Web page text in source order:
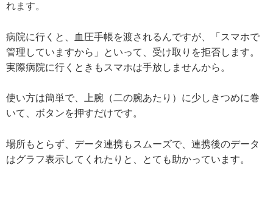
れます。
病院に行くと、血圧手帳を渡されるんですが、「スマホで
管理していますから」といって、受け取りを拒否します。
実際病院に行くときもスマホは手放しませんから。
使い方は簡単で、上腕（二の腕あたり）に少しきつめに巻
いて、ボタンを押すだけです。
場所もとらず、データ連携もスムーズで、連携後のデータ
はグラフ表示してくれたりと、とても助かっています。